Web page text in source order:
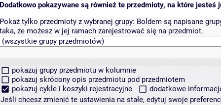
Dodatkowo pokazywane są również te przedmioty, na które jesteś
Pokaż tylko przedmioty z wybranej grupy: Boldem są napisane
taka, że możesz w jej ramach zarejestrować się na przedmiot.
pokazuj grupy przedmiotu w kolumnie
pokazuj skrócony opis przedmiotu pod przedmiotem
pokazuj cykle i koszyki rejestracyjne
dodatkowe
Jeśli chcesz zmienić te ustawienia na stałe, edytuj swoje